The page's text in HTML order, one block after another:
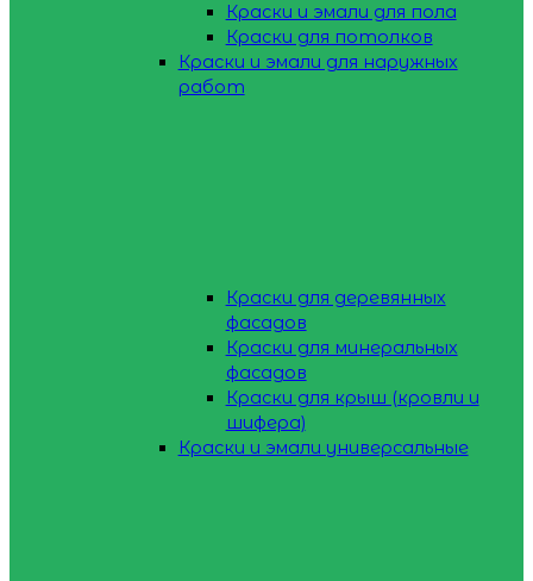
Краски и эмали для пола
Краски для потолков
Краски и эмали для наружных
работ
Краски для деревянных
фасадов
Краски для минеральных
фасадов
Краски для крыш (кровли и
шифера)
Краски и эмали универсальные